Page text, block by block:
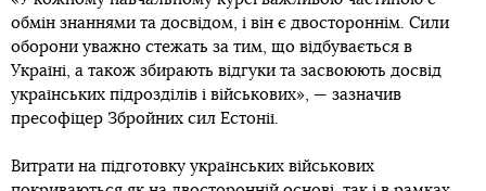
обмін знаннями та досвідом, і він є двостороннім. Сили
оборони уважно стежать за тим, що відбувається в
Україні, а також збирають відгуки та засвоюють досвід
українських підрозділів і військових», — зазначив
пресофіцер Збройних сил Естонії.
Витрати на підготовку українських військових